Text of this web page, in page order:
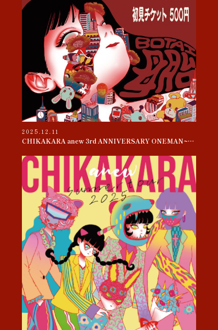
2025.12.11
CHIKAKARA anew 3rd ANNIVERSARY ONEMAN~母胎~